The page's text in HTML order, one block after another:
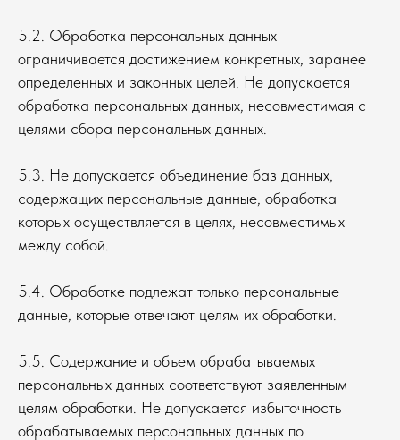
5.2. Обработка персональных данных
ограничивается достижением конкретных, заранее
определенных и законных целей. Не допускается
обработка персональных данных, несовместимая с
целями сбора персональных данных.
5.3. Не допускается объединение баз данных,
содержащих персональные данные, обработка
которых осуществляется в целях, несовместимых
между собой.
5.4. Обработке подлежат только персональные
данные, которые отвечают целям их обработки.
5.5. Содержание и объем обрабатываемых
персональных данных соответствуют заявленным
целям обработки. Не допускается избыточность
обрабатываемых персональных данных по